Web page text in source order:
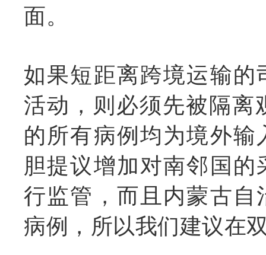
面。
如果短距离跨境运输
活动，则必须先被隔离
的所有病例均为境外
胆提议增加对南邻国
行监管，而且内蒙古
病例， 所以我们建议在